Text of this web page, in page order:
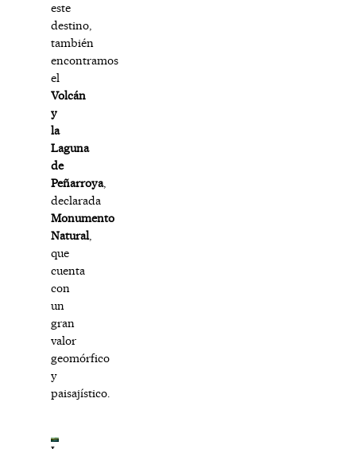
este
destino,
también
encontramos
el
Volcán
y
la
Laguna
de
Peñarroya,
declarada
Monumento
Natural,
que
cuenta
con
un
gran
valor
geomórfico
y
paisajístico.